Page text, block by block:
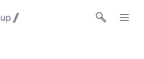
Keenfinity Group I Germany